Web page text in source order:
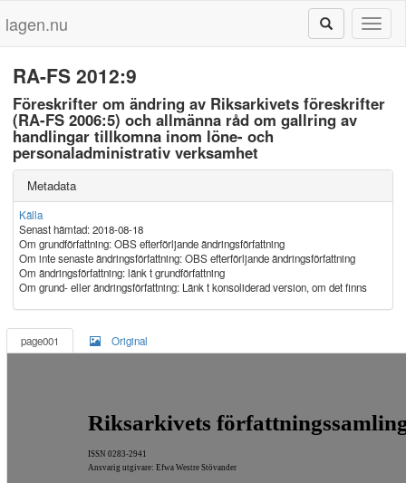
lagen.nu
RA-FS 2012:9
Föreskrifter om ändring av Riksarkivets föreskrifter
(RA-FS 2006:5) och allmänna råd om gallring av
handlingar tillkomna inom löne- och
personaladministrativ verksamhet
Metadata
Källa
Senast hämtad: 2018-08-18
Om grundförfattning: OBS efterförljande ändringsförfattning
Om inte senaste ändringsförfattning: OBS efterförljande ändringsförfattning
Om ändringsförfattning: länk t grundförfattning
Om grund- eller ändringsförfattning: Länk t konsoliderad version, om det finns
page001 Original
Riksarkivets
ISSN 0283-2941
Ansvarig utgivare: Efwa Westre Stövander